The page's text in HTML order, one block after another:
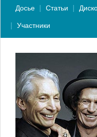
Досье Статьи
Участники